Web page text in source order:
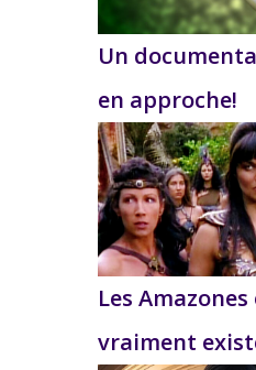
Un
en approche!
Les
vraiment